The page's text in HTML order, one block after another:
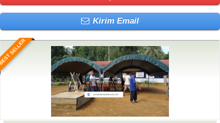
Kirim Email
SELLER